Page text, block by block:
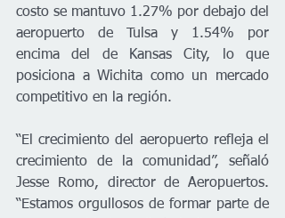
costo se mantuvo 1.27% por debajo del
aeropuerto de Tulsa y 1.54% por
encima del de Kansas City, lo que
posiciona a Wichita como un mercado
competitivo en la región.
“El crecimiento del aeropuerto refleja el
crecimiento de la comunidad”, señaló
Jesse Romo, director de Aeropuertos.
“Estamos orgullosos de formar parte de